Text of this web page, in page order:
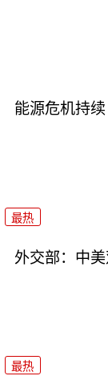
能源危机持
最热
外交部：中
最热